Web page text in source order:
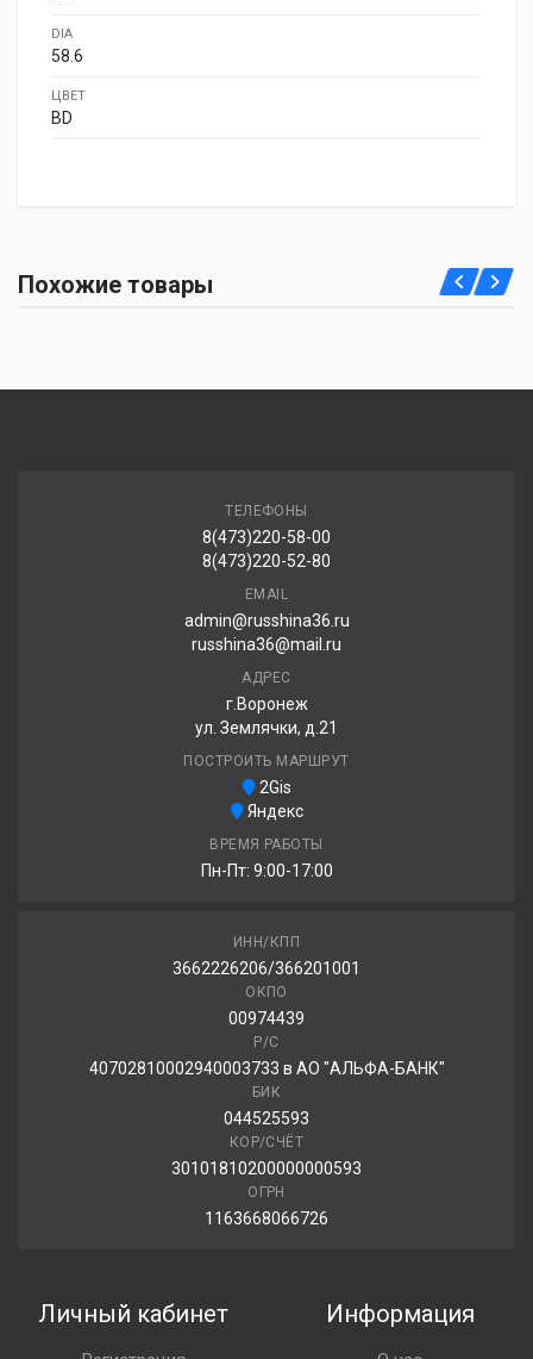
DIA
58.6
ЦВЕТ
BD
Похожие товары
ТЕЛЕФОНЫ
8(473)220-58-00
8(473)220-52-80
EMAIL
admin@russhina36.ru
russhina36@mail.ru
АДРЕС
г.Воронеж
ул. Землячки, д.21
ПОСТРОИТЬ МАРШРУТ
2Gis
Яндекс
ВРЕМЯ РАБОТЫ
Пн-Пт: 9:00-17:00
ИНН/КПП
3662226206/366201001
ОКПО
00974439
Р/С
40702810002940003733 в АО "АЛЬФА-БАНК"
БИК
044525593
КОР/СЧЁТ
30101810200000000593
ОГРН
1163668066726
Личный кабинет Информация